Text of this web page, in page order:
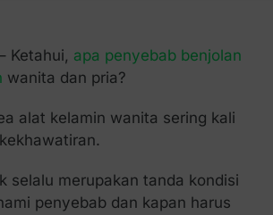
Ketahui, apa penyebab benjolan
wanita dan pria?
alat kelamin wanita sering kali
selalu merupakan tanda kondisi
penyebab dan kapan harus